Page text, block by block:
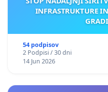
INFRASTRUKTURE
54 podpisov
2 Podpisi / 30 dni
14 Jun 2026